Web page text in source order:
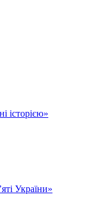
історією»
України»